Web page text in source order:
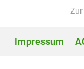
Impressum